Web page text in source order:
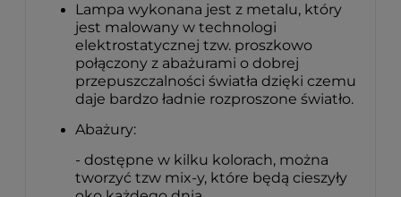
Lampa wykonana jest z metalu, który
jest malowany w technologi
elektrostatycznej tzw. proszkowo
połączony z abażurami o dobrej
przepuszczalności światła dzięki czemu
daje bardzo ładnie rozproszone światło.
Abażury:
- dostępne w kilku kolorach, można
tworzyć tzw mix-y, które będą cieszyły